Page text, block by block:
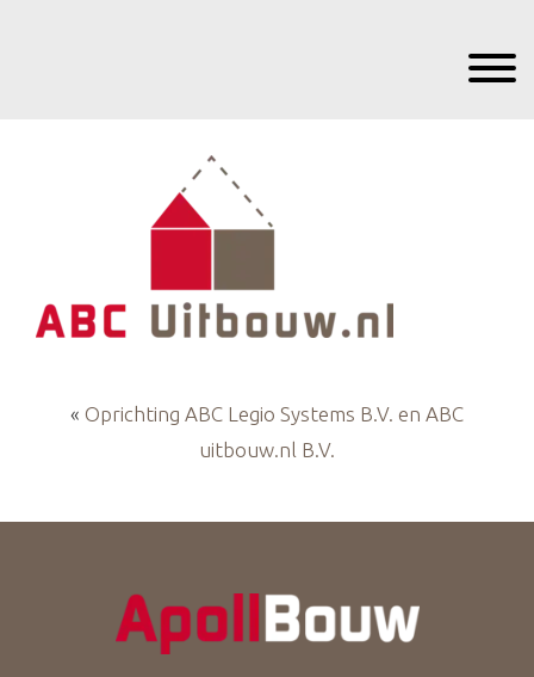
Toggle
« Oprichting ABC Legio Systems B.V. en ABC
uitbouw.nl B.V.